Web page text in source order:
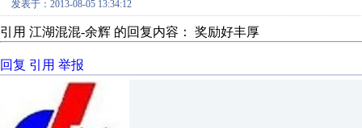
发表于：2013-08-05 13:34:12
引用 江湖混混-余辉 的回复内容： 奖励好丰厚
回复 引用 举报